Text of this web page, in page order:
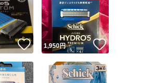
いいね！
1,950円 いいね！